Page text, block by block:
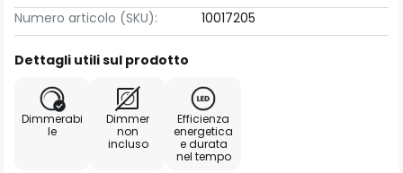
Numero articolo (SKU):
10017205
Dettagli utili sul prodotto
Dimmerabi
le
Dimmer
non
incluso
Efficienza
energetica
e durata
nel tempo